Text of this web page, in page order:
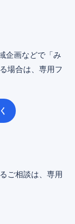
企画などで「み
場合は、専用フ
ご相談は、専用